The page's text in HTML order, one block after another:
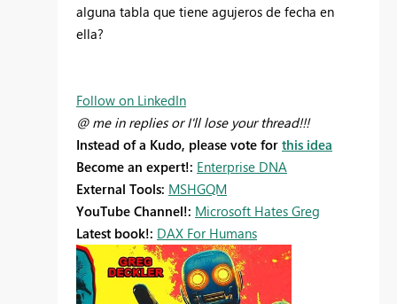
alguna tabla que tiene agujeros de fecha en
ella?
Follow on LinkedIn
@ me in replies or I'll lose your thread!!!
Instead of a Kudo, please vote for this idea
Become an expert!: Enterprise DNA
External Tools: MSHGQM
YouTube Channel!: Microsoft Hates Greg
Latest book!: DAX For Humans